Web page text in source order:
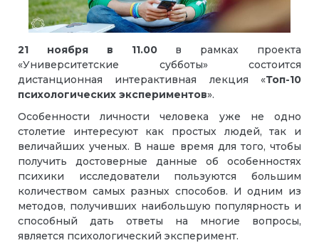
21 ноября в 11.00в рамках проекта
«Университетские субботы» состоится
дистанционная интерактивная лекция «Топ-10
психологических экспериментов».
Особенности личности человека уже не одно
столетие интересуют как простых людей, так и
величайших ученых. В наше время для того, чтобы
получить достоверные данные об особенностях
психики исследователи пользуются большим
количеством самых разных способов. И одним из
методов, получивших наибольшую популярность и
способный дать ответы на многие вопросы,
является психологический эксперимент.